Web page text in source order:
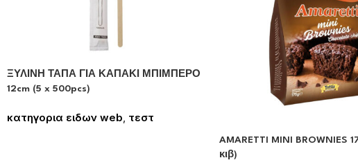
ΞΥΛΙΝΗ ΤΑΠΑ ΓΙΑ ΚΑΠΑΚΙ ΜΠΙΜΠΕΡΟ
12cm (5 x 500pcs)
κατηγορια ειδων web, τεστ
AMARETTI MINI BROWNIES
κιβ)